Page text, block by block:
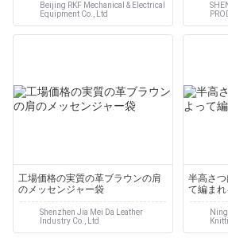
Beijing RKF Mechanical & Electrical
Equipment Co., Ltd
工場価格の実質の革ブラウンの肩
のメッセンジャー袋
Shenzhen Jia Mei Da Leather
Industry Co., Ltd
半高さ
て編ま